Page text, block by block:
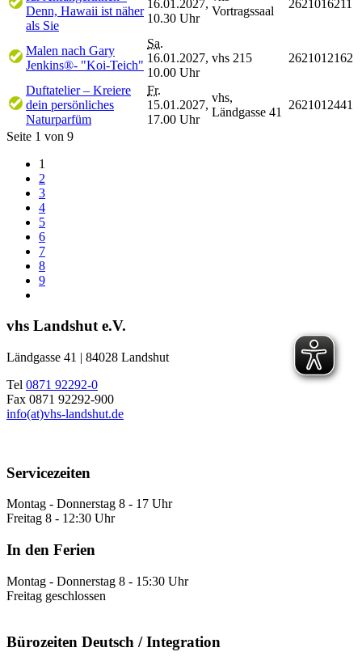
Denn, Hawaii ist näher
als Sie
16.01.2027,
10.30 Uhr
Vortragssaal
2621016211
Malen nach Gary
Jenkins®- "Koi-Teich"
Sa.
16.01.2027,
10.00 Uhr
vhs 215 2621012162
Duftatelier – Kreiere
dein persönliches
Naturparfüm
Fr.
15.01.2027,
17.00 Uhr
vhs,
Ländgasse 41
2621012441
Seite 1 von 9
1
2
3
4
5
6
7
8
9
vhs Landshut e.V.
Ländgasse 41 | 84028 Landshut
Tel 0871 92292-0
Fax 0871 92292-900
info(at)vhs-landshut.de
Servicezeiten
Montag - Donnerstag 8 - 17 Uhr
Freitag 8 - 12:30 Uhr
In den Ferien
Montag - Donnerstag 8 - 15:30 Uhr
Freitag geschlossen
Bürozeiten Deutsch / Integration